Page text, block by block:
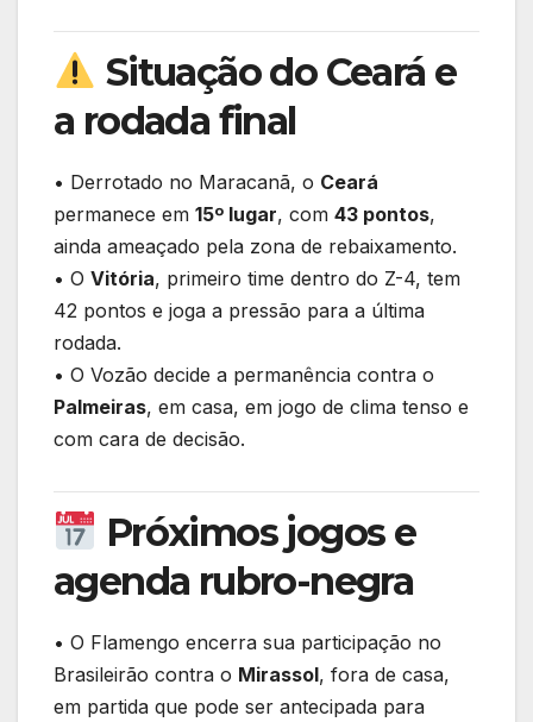
Situação do Ceará e
a rodada final
• Derrotado no Maracanã, o Ceará
permanece em 15º lugar, com 43 pontos,
ainda ameaçado pela zona de rebaixamento.
• O Vitória, primeiro time dentro do Z-4, tem
42 pontos e joga a pressão para a última
rodada.
• O Vozão decide a permanência contra o
Palmeiras, em casa, em jogo de clima tenso e
com cara de decisão.
Próximos jogos e
agenda rubro-negra
• O Flamengo encerra sua participação no
Brasileirão contra o Mirassol, fora de casa,
em partida que pode ser antecipada para